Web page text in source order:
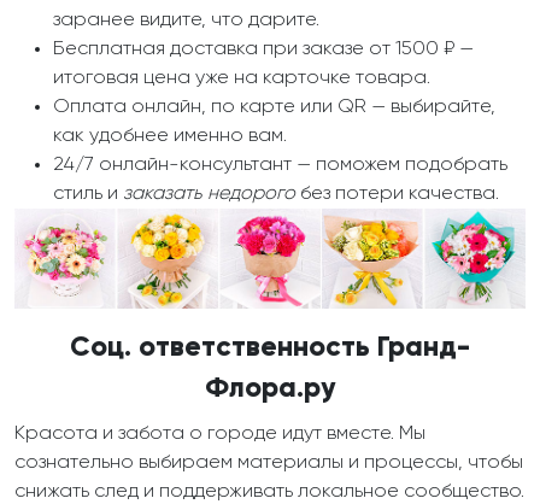
заранее видите, что дарите.
Бесплатная доставка при заказе от 1500 ₽ —
итоговая цена уже на карточке товара.
Оплата онлайн, по карте или QR — выбирайте,
как удобнее именно вам.
24/7 онлайн-консультант — поможем подобрать
стиль и заказать недорогобез потери качества.
Соц. ответственность Гранд-
Флора.ру
Красота и забота о городе идут вместе. Мы
сознательно выбираем материалы и процессы, чтобы
снижать след и поддерживать локальное сообщество.